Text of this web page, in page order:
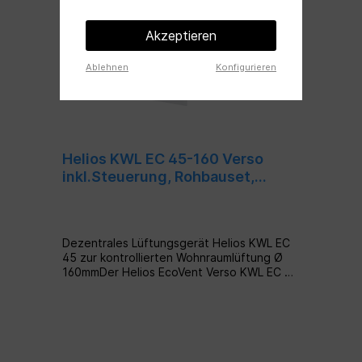
Helios KWL EC 45-160 Verso
inkl.Steuerung, Rohbauset,
Dezentrales Lüftungsgerät Helios KWL EC
45 zur kontrollierten Wohnraumlüftung Ø
160mmDer Helios EcoVent Verso KWL EC 45
Akzeptieren
Ablehnen Konfigurieren